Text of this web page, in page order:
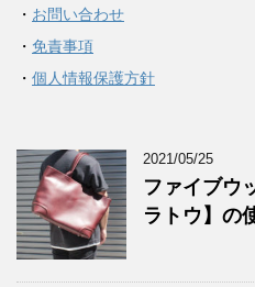
・ お問い合わせ
・ 免責事項
・ 個人情報保護方針
2021/05/25
ファイブウ
ラトウ】の